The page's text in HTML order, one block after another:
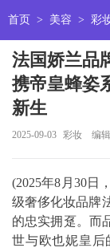
首页 > 美容 > 彩
法国娇兰品
携帝皇蜂姿
新生
2025-09-03 彩妆 编
(2025年8月30日
级奢侈化妆品牌
的忠实拥趸。而
世与欧也妮皇后